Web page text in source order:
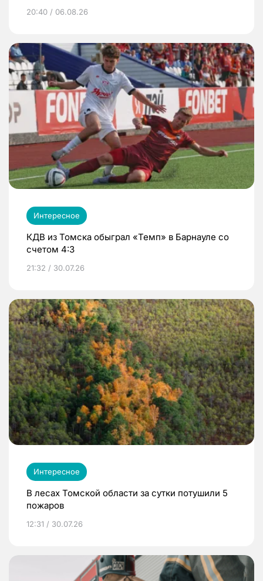
20:40 / 06.08.26
Интересное
КДВ из Томска обыграл «Темп» в Барнауле со
счетом 4:3
21:32 / 30.07.26
Интересное
В лесах Томской области за сутки потушили 5
пожаров
12:31 / 30.07.26